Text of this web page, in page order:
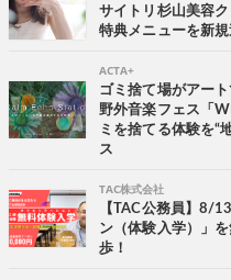
サイトリ杉山美容
特典メニューを新規
ACTA+
ゴミ捨て場がアー
野外音楽フェス「
ミを捨てる体験を“
ス
TAC株式会社
【TAC公務員】8/
ン（体験入学）」
歩！